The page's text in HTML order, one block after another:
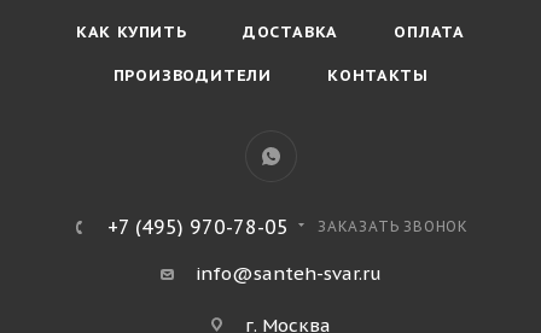
КАК КУПИТЬ ДОСТАВКА ОПЛАТА
ПРОИЗВОДИТЕЛИ КОНТАКТЫ
+7 (495) 970-78-05 ЗАКАЗАТЬ ЗВОНОК
info@santeh-svar.ru
г. Москва